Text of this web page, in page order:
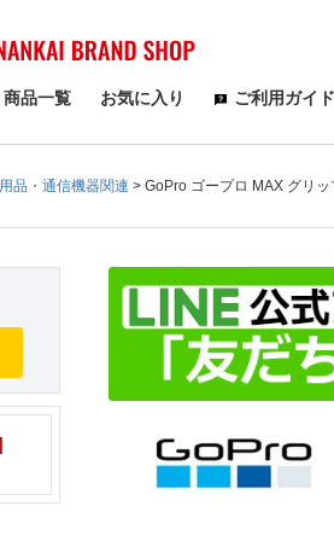
検索
商品一覧 お気に入り ご利用ガイド
品・通信機器関連 GoPro ゴープロ MAX グリ